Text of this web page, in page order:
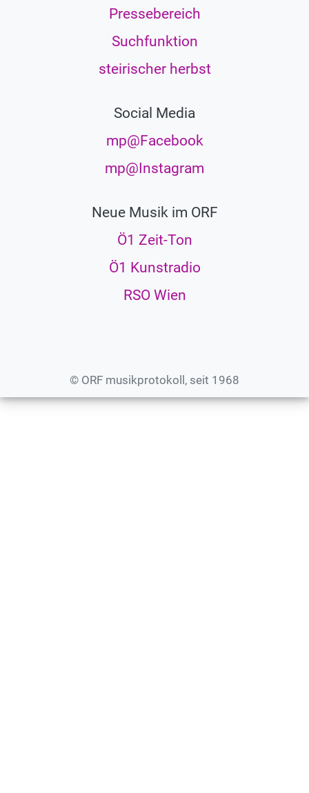
Pressebereich
Suchfunktion
steirischer herbst
Social Media
mp@Facebook
mp@Instagram
Neue Musik im ORF
Ö1 Zeit-Ton
Ö1 Kunstradio
RSO Wien
© ORF musikprotokoll, seit 1968